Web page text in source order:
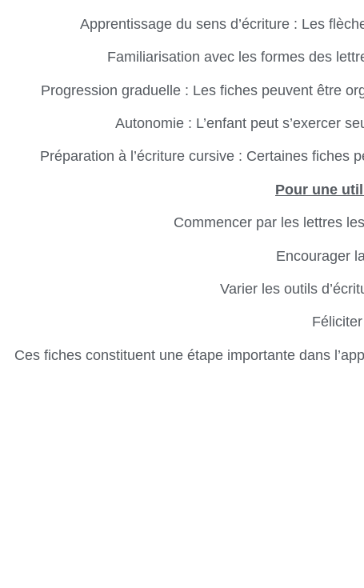
Apprentissage du sens d’écriture : Les
Familiarisation avec les formes des
Progression graduelle : Les fiches peuvent être
Autonomie : L’enfant peut s’exercer
Préparation à l’écriture cursive : Certaines fiches
Pour une
Commencer par les lettres
Encourager
Varier les outils
Ces fiches constituent une étape importante dans